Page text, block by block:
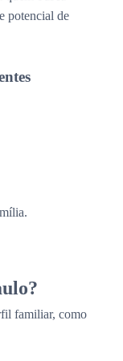
potencial de
familiar, como